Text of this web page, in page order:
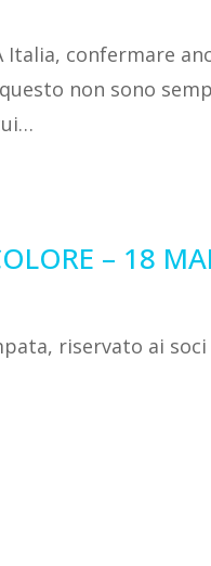
confermare
non sono
– 18
riservato ai